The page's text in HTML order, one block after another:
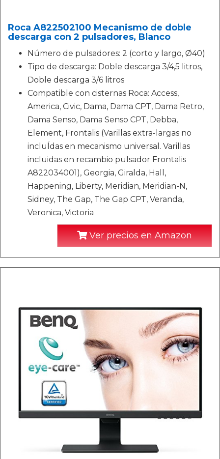
Roca A822502100 Mecanismo de doble
descarga con 2 pulsadores, Blanco
Número de pulsadores: 2 (corto y largo, Ø40)
Tipo de descarga: Doble descarga 3/4,5 litros,
Doble descarga 3/6 litros
Compatible con cisternas Roca: Access,
America, Civic, Dama, Dama CPT, Dama Retro,
Dama Senso, Dama Senso CPT, Debba,
Element, Frontalis (Varillas extra-largas no
incluÍdas en mecanismo universal. Varillas
incluidas en recambio pulsador Frontalis
A822034001), Georgia, Giralda, Hall,
Happening, Liberty, Meridian, Meridian-N,
Sidney, The Gap, The Gap CPT, Veranda,
Veronica, Victoria
Ver precios en Amazon